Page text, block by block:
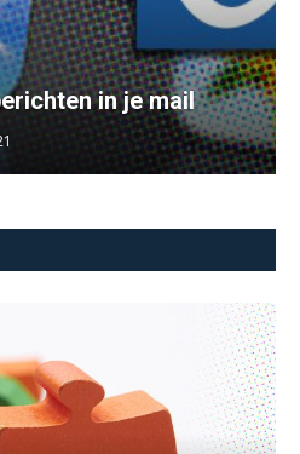
in je mail